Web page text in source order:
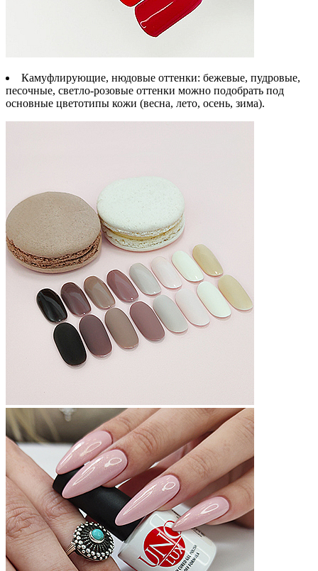
Камуфлирующие, нюдовые оттенки: бежевые, пудровые,
песочные, светло-розовые оттенки можно подобрать под
основные цветотипы кожи (весна, лето, осень, зима).